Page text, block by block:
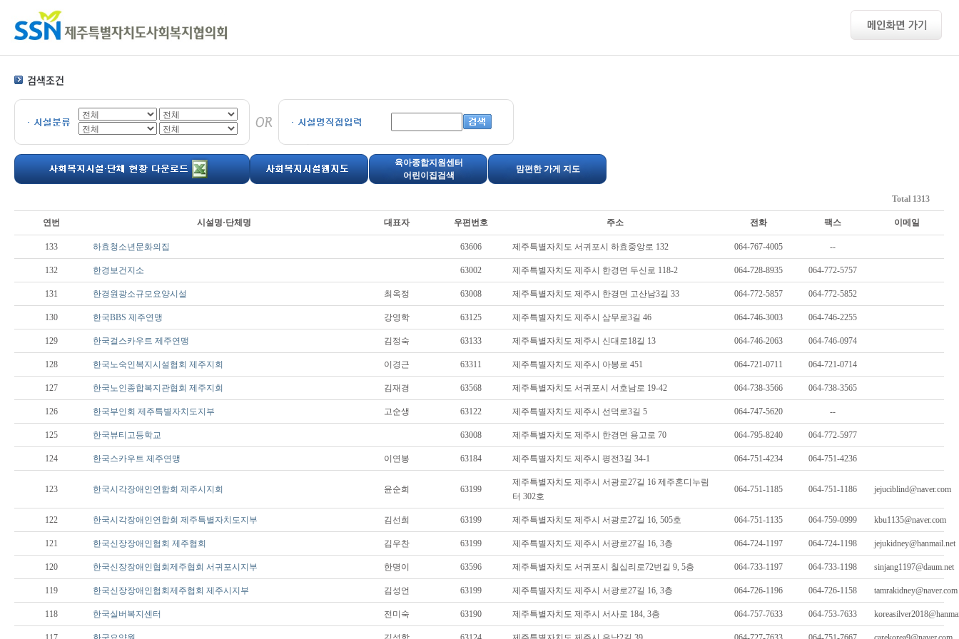
육아종합지원센터
어린이집검색
맘편한 가게 지도
Total 1313
연번 시설명·단체명 대표자 우편번호 주소 전화 팩스 이메일
133 하효청소년문화의집 63606 제주특별자치도 서귀포시 하효중앙로 132 064-767-4005 --
132 한경보건지소 63002 제주특별자치도 제주시 한경면 두신로 118-2 064-728-8935 064-772-5757
131 한경원광소규모요양시설 최옥정 63008 제주특별자치도 제주시 한경면 고산남3길 33 064-772-5857 064-772-5852
130 한국BBS 제주연맹 강영학 63125 제주특별자치도 제주시 삼무로3길 46 064-746-3003 064-746-2255
129 한국걸스카우트 제주연맹 김정숙 63133 제주특별자치도 제주시 신대로18길 13 064-746-2063 064-746-0974
128 한국노숙인복지시설협회 제주지회 이경근 63311 제주특별자치도 제주시 아봉로 451 064-721-0711 064-721-0714
127 한국노인종합복지관협회 제주지회 김재경 63568 제주특별자치도 서귀포시 서호남로 19-42 064-738-3566 064-738-3565
126 한국부인회 제주특별자치도지부 고순생 63122 제주특별자치도 제주시 선덕로3길 5 064-747-5620 --
125 한국뷰티고등학교 63008 제주특별자치도 제주시 한경면 용고로 70 064-795-8240 064-772-5977
124 한국스카우트 제주연맹 이연봉 63184 제주특별자치도 제주시 평전3길 34-1 064-751-4234 064-751-4236
123 한국시각장애인연합회 제주시지회 윤순희 63199
제주특별자치도 제주시 서광로27길 16 제주혼디누림
터 302호
064-751-1185 064-751-1186 jejuciblind@naver.com
122 한국시각장애인연합회 제주특별자치도지부 김선희 63199 제주특별자치도 제주시 서광로27길 16, 505호 064-751-1135 064-759-0999 kbu1135@naver.com
121 한국신장장애인협회 제주협회 김우찬 63199 제주특별자치도 제주시 서광로27길 16, 3층 064-724-1197 064-724-1198 jejukidney@hanmail.net
120 한국신장장애인협회제주협회 서귀포시지부 한명이 63596 제주특별자치도 서귀포시 칠십리로72번길 9, 5층 064-733-1197 064-733-1198 sinjang1197@daum.net
119 한국신장장애인협회제주협회 제주시지부 김성언 63199 제주특별자치도 제주시 서광로27길 16, 3층 064-726-1196 064-726-1158 tamrakidney@naver.com
118 한국실버복지센터 전미숙 63190 제주특별자치도 제주시 서사로 184, 3층 064-757-7633 064-753-7633